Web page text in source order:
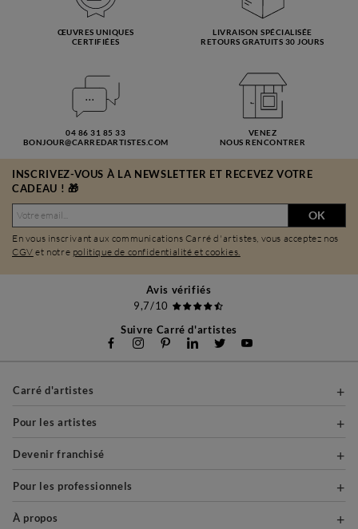
ŒUVRES UNIQUES
CERTIFIÉES
LIVRAISON SPÉCIALISÉE
RETOURS GRATUITS 30 JOURS
04 86 31 85 33
BONJOUR@CARREDARTISTES.COM
VENEZ
NOUS RENCONTRER
INSCRIVEZ-VOUS À LA NEWSLETTER ET RECEVEZ VOTRE
CADEAU ! 🎁
OK
En vous inscrivant aux communications Carré d'artistes, vous acceptez nos
CGV et notre politique de confidentialité et cookies.
Avis vérifiés
9,7/10
Suivre Carré d'artistes
Carré d'artistes
Pour les artistes
Devenir franchisé
Pour les professionnels
À propos